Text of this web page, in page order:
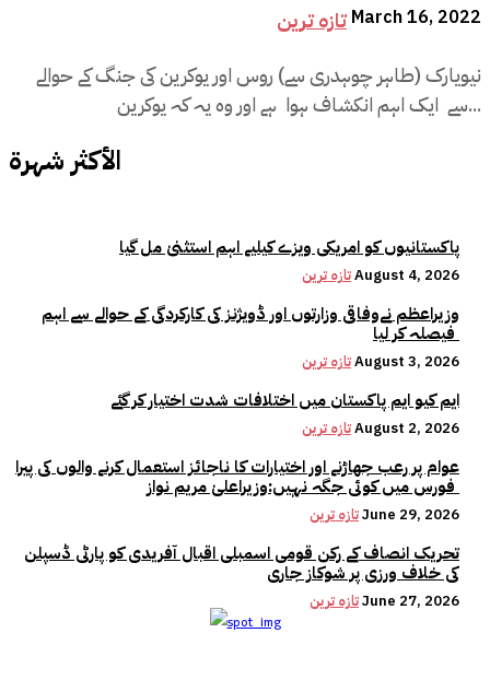
تازہ ترین March 16, 2022
نیویارک (طاہر چوہدری سے) روس اور یوکرین کی جنگ کے حوالے
سے ایک اہم انکشاف ہوا ہے اور وہ یہ کہ یوکرین...
الأكثر شهرة
پاکستانیوں کو امریکی ویزے کیلیے اہم استثنیٰ مل گیا
تازہ ترینAugust 4, 2026
وزیراعظم نےوفاقی وزارتوں اور ڈویژنز کی کارکردگی کے حوالے سے اہم
تازہ ترینAugust 3, 2026
ایم کیو ایم پاکستان میں اختلافات شدت اختیار کر گئے
تازہ ترینAugust 2, 2026
عوام پر رعب جھاڑنے اور اختیارات کا ناجائز استعمال کرنے والوں کی پیرا
تازہ ترینJune 29, 2026
تحریک انصاف کے رکن قومی اسمبلی اقبال آفریدی کو پارٹی ڈسپلن
کی خلاف ورزی پر شوکاز جاری
تازہ ترینJune 27, 2026